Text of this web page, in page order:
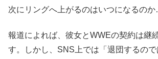
次にリングへ上がるのはいつになるの
報道によれば、彼女とWWEの契約は継
す。しかし、SNS上では「退団するの